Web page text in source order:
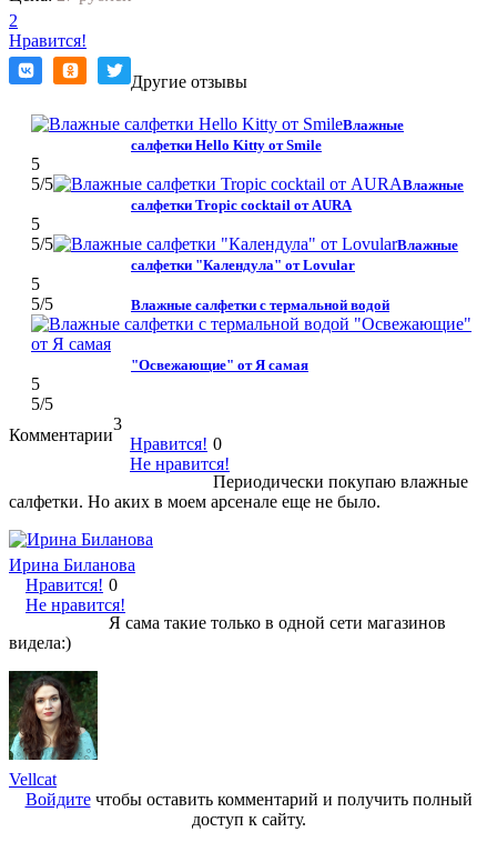
2
Нравится!
Другие отзывы
Влажные
салфетки Hello Kitty от Smile
5
5/5
Влажные
салфетки Tropic cocktail от AURA
5
5/5
Влажные
салфетки "Календула" от Lovular
5
5/5 Влажные салфетки с термальной водой
"Освежающие" от Я самая
5
5/5
Комментарии
3
Нравится!
Не нравится!
0
Периодически покупаю влажные
салфетки. Но аких в моем арсенале еще не было.
Ирина Биланова
Нравится!
Не нравится!
0
Я сама такие только в одной сети магазинов
видела:)
Vellcat
Войдитечтобы оставить комментарий и получить полный
доступ к сайту.